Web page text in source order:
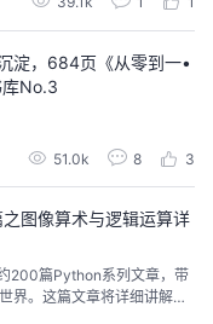
淀，684页《从零到一•
No.3
51.0k 8 3
图像算术与逻辑运算详
200篇Python系列文章，带
界。这篇文章将详细讲解图